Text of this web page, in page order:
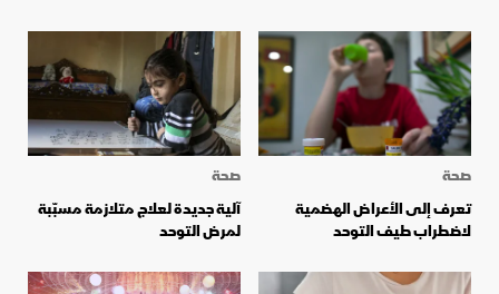
صحة
تعرف إلى الأعراض الهضمية
لاضطراب طيف التوحد
صحة
آلية جديدة لعلاج متلازمة مسبّبة
لمرض التوحد